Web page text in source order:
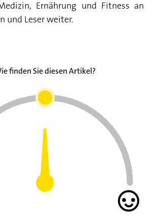
Ernährung und Fitness an
und Leser weiter.
finden Sie diesen Artikel?